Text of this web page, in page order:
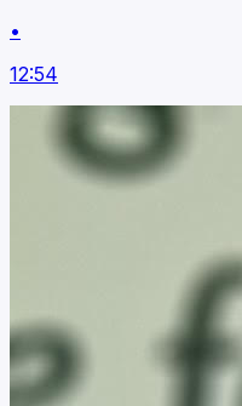
•
12:54